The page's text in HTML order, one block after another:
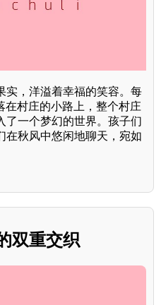
实，洋溢着幸福的笑容。每
在村庄的小路上，整个村庄
了一个梦幻的世界。孩子们
在秋风中悠闲地聊天，宛如
双重交织